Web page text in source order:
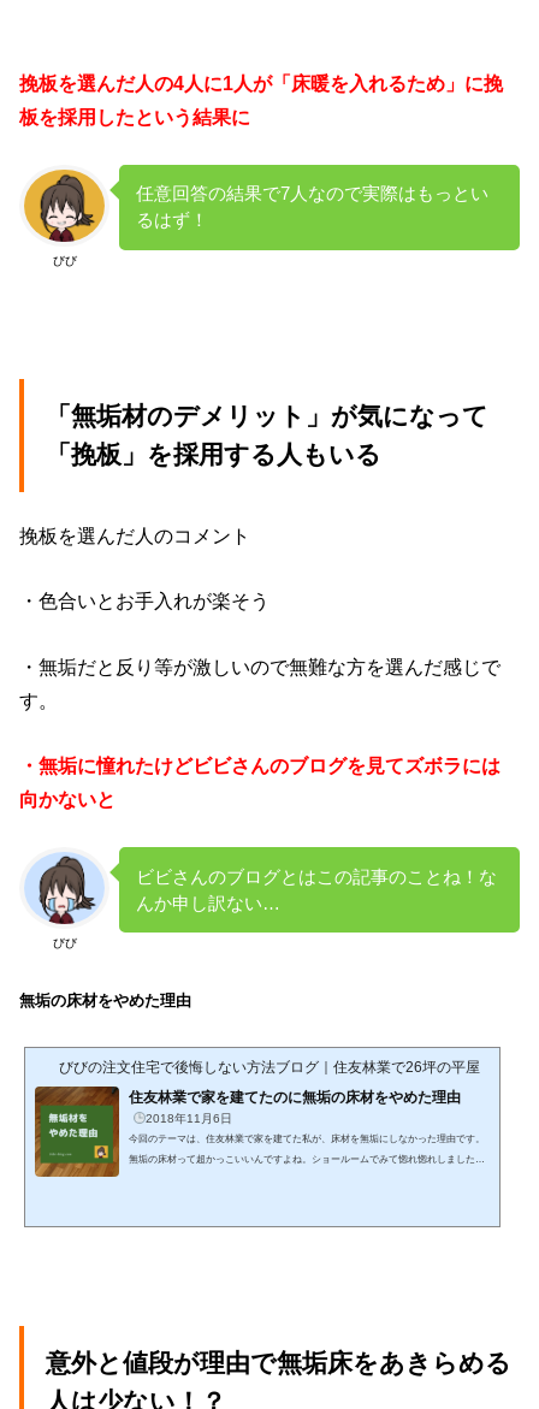
挽板を選んだ人の4人に1人が「床暖を入れるため」に挽
板を採用したという結果に
びび
任意回答の結果で7人なので実際はもっとい
るはず！
「無垢材のデメリット」が気になって
「挽板」を採用する人もいる
挽板を選んだ人のコメント
・色合いとお手入れが楽そう
・無垢だと反り等が激しいので無難な方を選んだ感じで
す。
・無垢に憧れたけどビビさんのブログを見てズボラには
向かないと
びび
ビビさんのブログとはこの記事のことね！な
んか申し訳ない…
無垢の床材をやめた理由
びびの注文住宅で後悔しない方法ブログ｜住友林業で26坪の平屋
住友林業で家を建てたのに無垢の床材をやめた理由
2018年11月6日
今回のテーマは、住友林業で家を建てた私が、床材を無垢にしなかった理由です。
無垢の床材って超かっこいいんですよね。ショールームでみて惚れ惚れしました
意外と値段が理由で無垢床をあきらめる
人は少ない！？